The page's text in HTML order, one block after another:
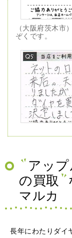
（大阪府茨木市
ぞくです。
アップ
の買取
マルカ
長年にわたりダイ